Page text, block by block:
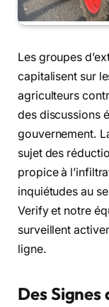
Les groupes
capitalisent sur
agriculteurs
des discussions
gouvernement.
sujet des
propice à
inquiétudes au
Verify et notre
surveillent
ligne.
Des Signes